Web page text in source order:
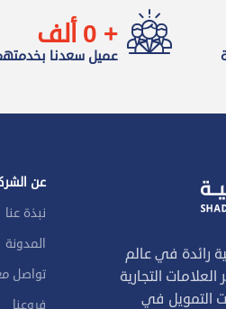
+
0ألف
عميل سعدنا
رائدة في عالم
التجارية
التمويل في
عن
نبذة عنا
المدونة
تواصل
فروعنا